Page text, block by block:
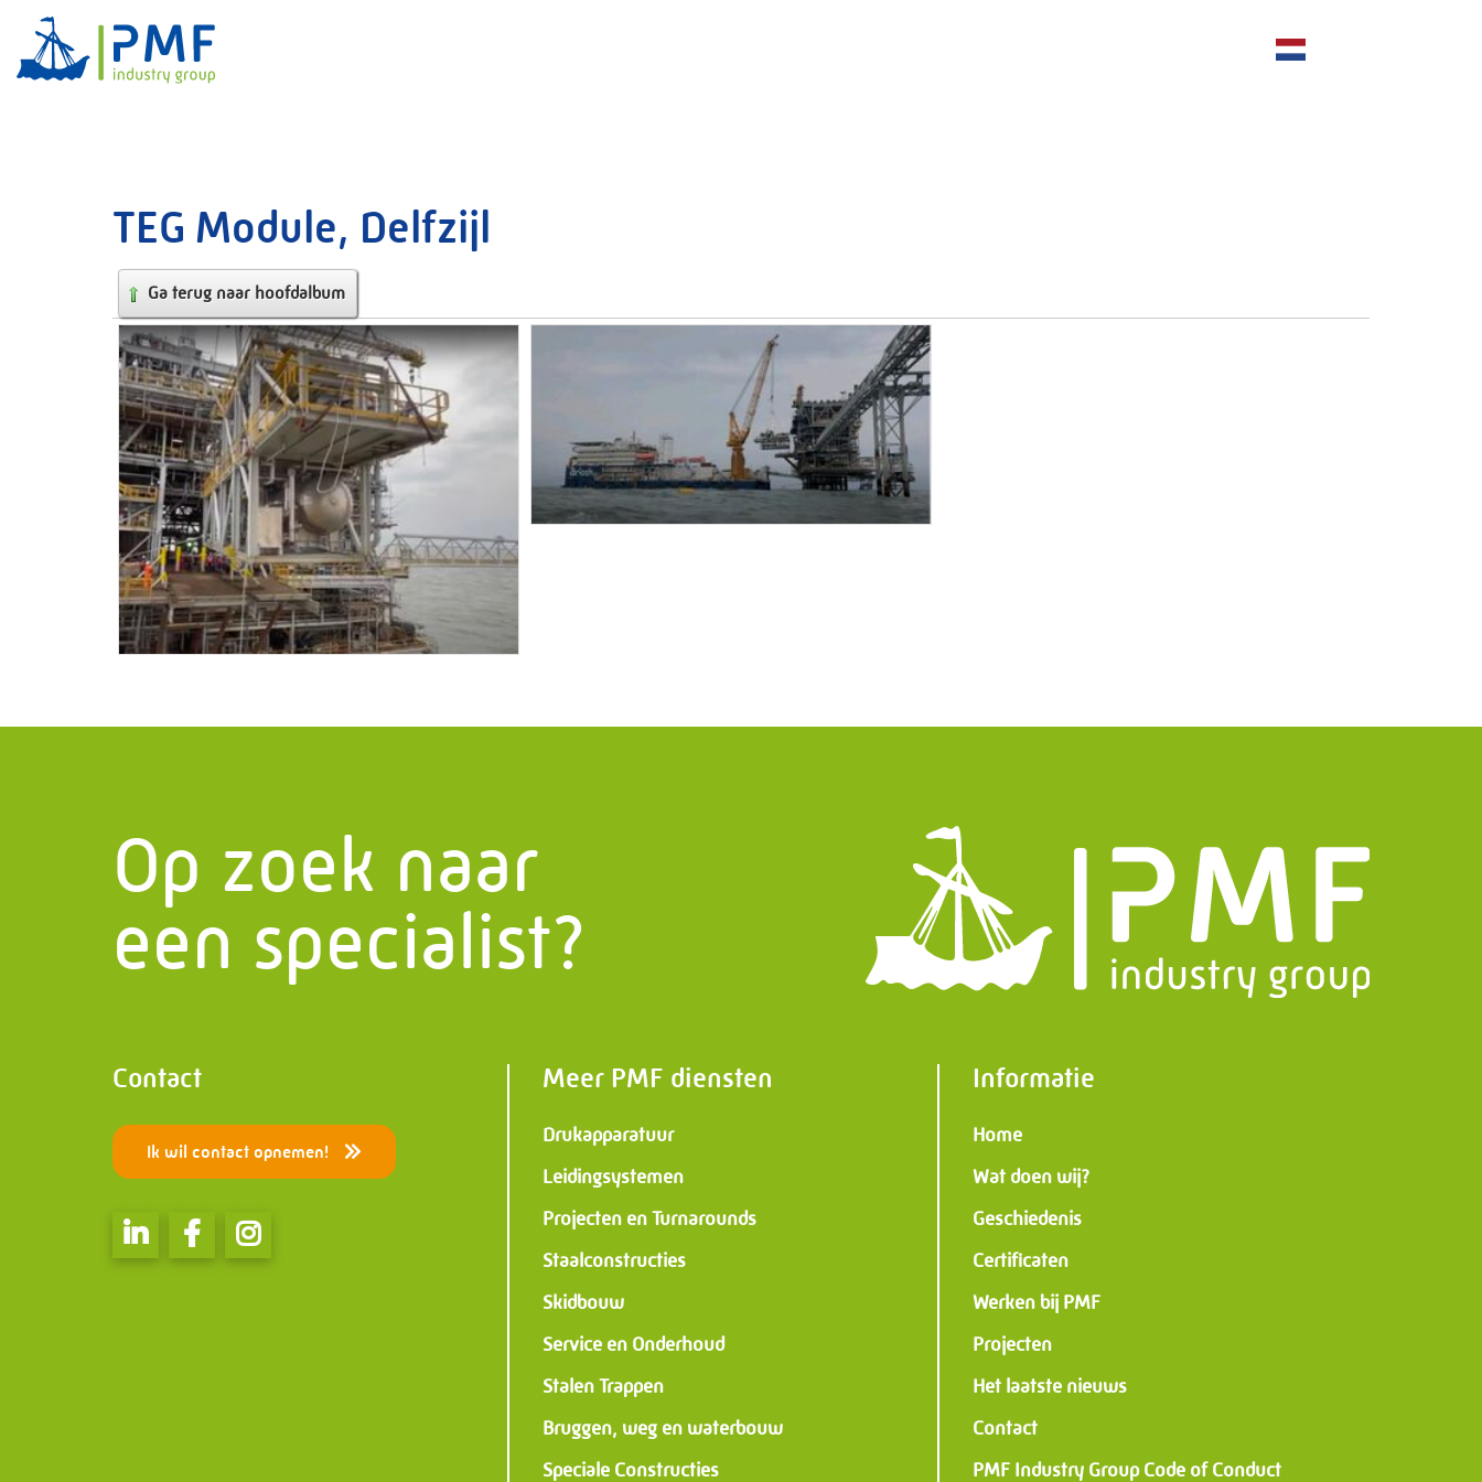
Menu
Wat doen wij?
Werken bij PMF
Projecten
Het laatste nieuws
Contact
Diensten
Leidingsystemen
Skidbouw
Service en Onderhoud
Stalen Trappen
Bruggen, weg en waterbouw
Bekijk contact gegevens
+31 (0)595 - 431 729
TEG Module, Delfzijl
Ga terug naar hoofdalbum
Op zoek naar
een specialist?
Contact
Ik wil contact opnemen!
Meer PMF diensten
Drukapparatuur
Leidingsystemen
Projecten en Turnarounds
Staalconstructies
Skidbouw
Service en Onderhoud
Stalen Trappen
Bruggen, weg en waterbouw
Speciale Constructies
Informatie
Home
Wat doen wij?
Geschiedenis
Certificaten
Werken bij PMF
Projecten
Het laatste nieuws
Contact
PMF Industry Group Code of Conduct